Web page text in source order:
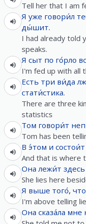
Tell her that I am
Я уже говори́л
ды́шит.
I had already told
speaks.
Я сыт по го́рло
I'm fed up with all
Есть три ви́да
стати́стика.
There are three
statistics
Том говори́т
Tom has been
В э́том и состои́т
And that is where
Она лежи́т здесь
She lies here
Я выше того́,
I'm above telling
Она сказа́ла мне